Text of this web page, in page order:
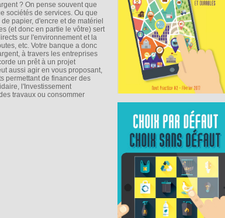
? On pense souvent que
sociétés de services. Ou que
papier, d'encre et de matériel
(et donc en partie le vôtre) sert
sur l'environnement et la
etc. Votre banque a donc
à travers les entreprises
un prêt à un projet
aussi agir en vous proposant,
permettant de financer des
l'Investissement
travaux ou consommer